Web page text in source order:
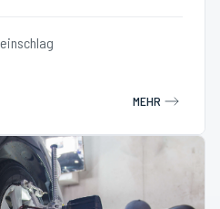
MEHR